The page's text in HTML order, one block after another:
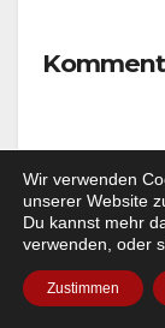
Wir verwenden
unserer Website
Du kannst mehr
verwenden, oder
Zustimmen